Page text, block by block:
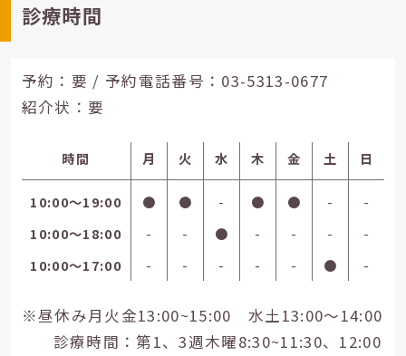
診療時間
予約：要 / 予約電話番号： 03-5313-0677
紹介状：要
時間 月 火 水 木 金 土 日
10:00〜19:00 ● ● - ● ● -
-
10:00〜18:00
- - ● - - -
-
10:00〜17:00
- - - - - ● -
※昼休み月火金13:00~15:00 水土13:00～14:00
診療時間：第1、3週木曜8:30~11:30、12:00